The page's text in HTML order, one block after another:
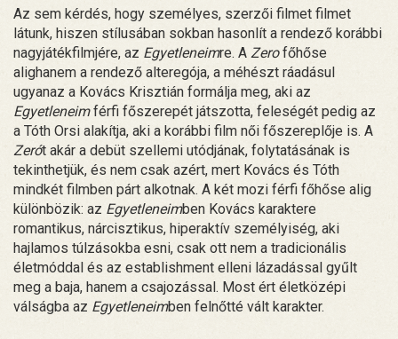
Az sem kérdés, hogy személyes, szerzői filmet filmet
látunk, hiszen stílusában sokban hasonlít a rendező korábbi
nagyjátékfilmjére, az Egyetleneimre. A Zerofőhőse
alighanem a rendező alteregója, a méhészt ráadásul
ugyanaz a Kovács Krisztián formálja meg, aki az
Egyetleneimférfi főszerepét játszotta, feleségét pedig az
a Tóth Orsi alakítja, aki a korábbi film női főszereplője is. A
Zerót akár a debüt szellemi utódjának, folytatásának is
tekinthetjük, és nem csak azért, mert Kovács és Tóth
mindkét filmben párt alkotnak. A két mozi férfi főhőse alig
különbözik: az Egyetleneimben Kovács karaktere
romantikus, nárcisztikus, hiperaktív személyiség, aki
hajlamos túlzásokba esni, csak ott nem a tradicionális
életmóddal és az establishment elleni lázadással gyűlt
meg a baja, hanem a csajozással. Most ért életközépi
válságba az Egyetleneimben felnőtté vált karakter.